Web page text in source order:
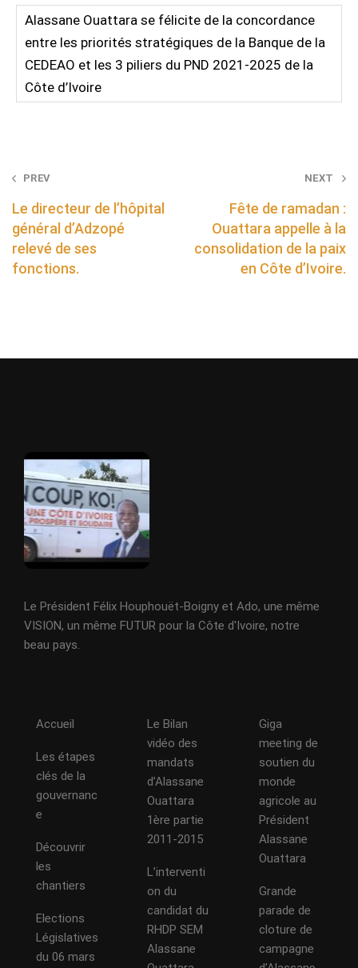
Alassane Ouattara se félicite de la concordance
entre les priorités stratégiques de la Banque de la
CEDEAO et les 3 piliers du PND 2021-2025 de la
Côte d’Ivoire
Post
navigation
PREV
Le directeur de l’hôpital
général d’Adzopé
relevé de ses
fonctions.
NEXT
Fête de ramadan :
Ouattara appelle à la
consolidation de la paix
en Côte d’Ivoire.
Le Président Félix Houphouët-Boigny et Ado, une même
VISION, un même FUTUR pour la Côte d'Ivoire, notre
beau pays.
Accueil
Les étapes
clés de la
gouvernanc
e
Découvrir
les
chantiers
Elections
Législatives
du 06 mars
Le Bilan
vidéo des
mandats
d’Alassane
Ouattara
1ère partie
2011-2015
L’interventi
on du
candidat du
RHDP SEM
Alassane
Giga
meeting de
soutien du
monde
agricole au
Président
Alassane
Ouattara
Grande
parade de
cloture de
campagne